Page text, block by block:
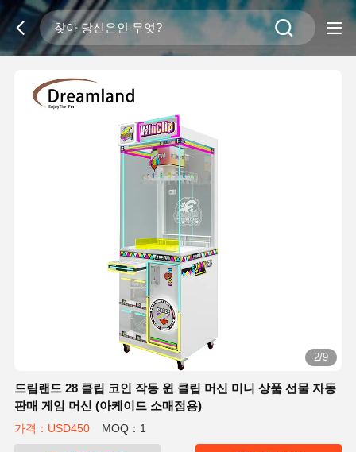
2/9
드림랜드 28 클립 코인 작동 윈 클립 머신 미니 상품 선물 자동
판매 게임 머신 (아케이드 소매점용)
가격：USD450 MOQ：1